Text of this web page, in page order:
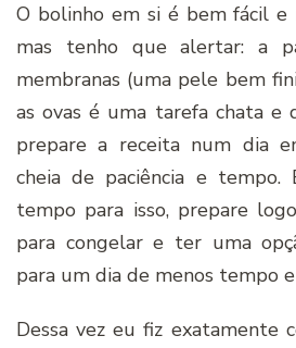
O bolinho em si é bem fácil e
mas tenho que alertar: a
membranas (uma pele bem
as ovas é uma tarefa chata e
prepare a receita num dia
cheia de paciência e
tempo para isso, prepare
para congelar e ter uma
para um dia de menos tempo e
Dessa vez eu fiz exatamente